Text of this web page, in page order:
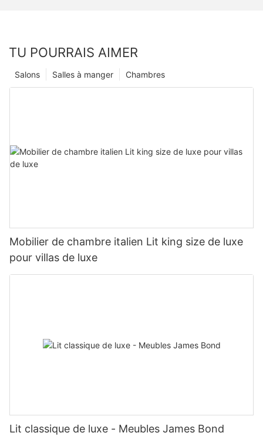
TU POURRAIS AIMER
Chambres
Salles à manger
Salons
Mobilier de chambre italien Lit king size de luxe
pour villas de luxe
Lit classique de luxe - Meubles James Bond